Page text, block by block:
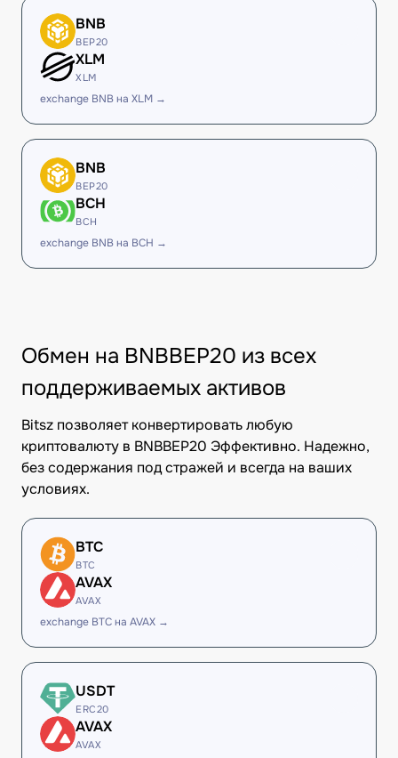
BNB
BEP20
XLM
XLM
exchange BNB на XLM →
BNB
BEP20
BCH
BCH
exchange BNB на BCH →
Обмен на BNBBEP20 из всех
поддерживаемых активов
Bitsz позволяет конвертировать любую
криптовалюту в BNBBEP20 Эффективно. Надежно,
без содержания под стражей и всегда на ваших
условиях.
BTC
BTC
AVAX
AVAX
exchange BTC на AVAX →
USDT
ERC20
AVAX
AVAX